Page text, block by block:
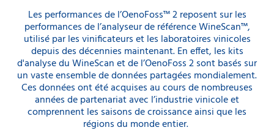
Les performances de l’OenoFoss™ 2 reposent sur les
performances de l’analyseur de référence WineScan™,
utilisé par les vinificateurs et les laboratoires vinicoles
depuis des décennies maintenant. En effet, les kits
d'analyse du WineScan et de l’OenoFoss 2 sont basés sur
un vaste ensemble de données partagées mondialement.
Ces données ont été acquises au cours de nombreuses
années de partenariat avec l’industrie vinicole et
comprennent les saisons de croissance ainsi que les
régions du monde entier.